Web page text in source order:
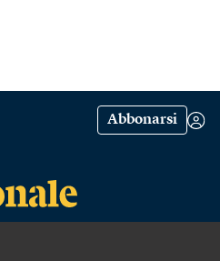
Abbonarsi